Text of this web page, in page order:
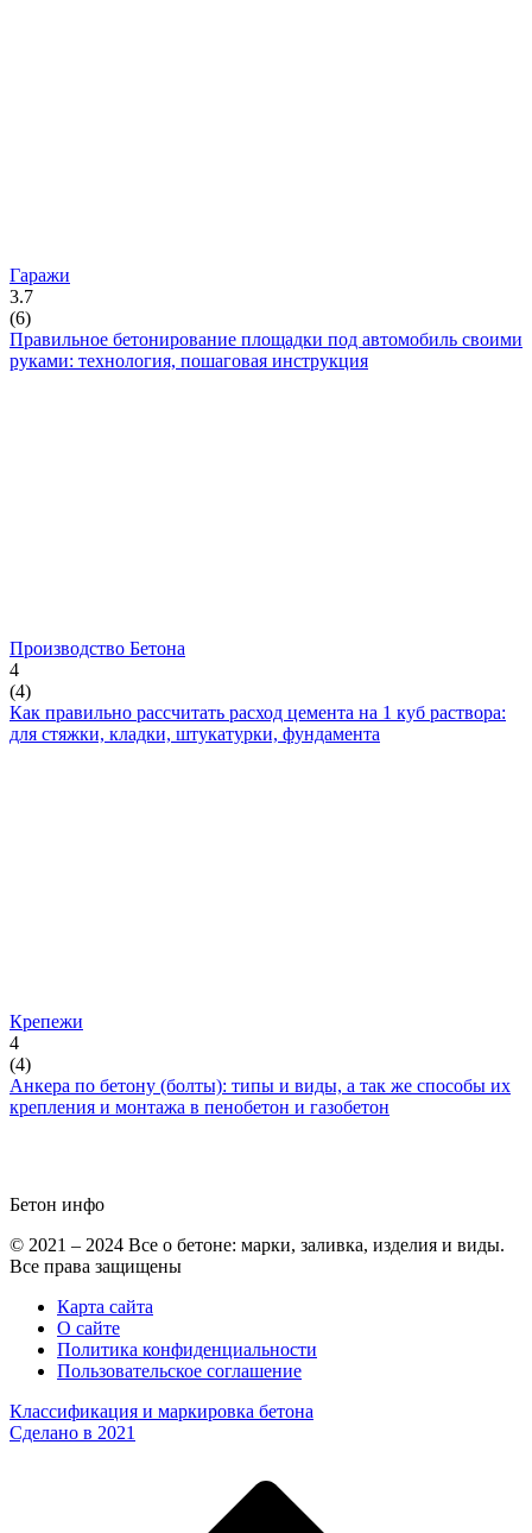
Гаражи
3.7
(6)
Правильное бетонирование площадки под автомобиль своими
руками: технология, пошаговая инструкция
Производство Бетона
4
(4)
Как правильно рассчитать расход цемента на 1 куб раствора:
для стяжки, кладки, штукатурки, фундамента
Крепежи
4
(4)
Анкера по бетону (болты): типы и виды, а так же способы их
крепления и монтажа в пенобетон и газобетон
Бетон инфо
© 2021 – 2024 Все о бетоне: марки, заливка, изделия и виды.
Все права защищены
Карта сайта
О сайте
Политика конфиденциальности
Пользовательское соглашение
Классификация и маркировка бетона
Сделано в 2021